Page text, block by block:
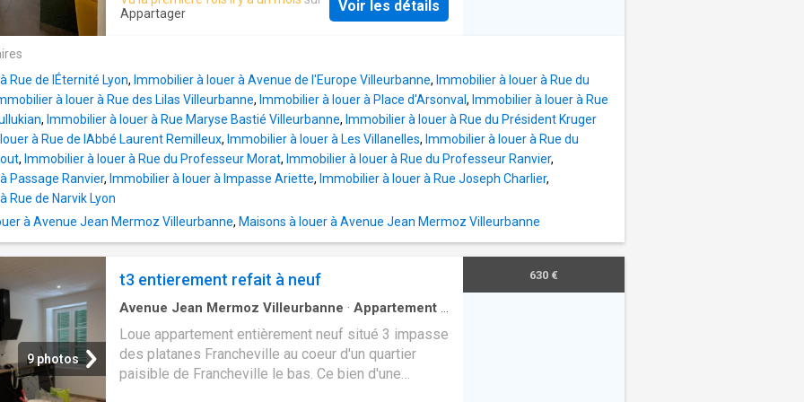
incluse. => 465€ dont 85€ de charges À PROXIMITÉ:
Priest, Ca
Mermoz Moselle et à 500m de l’arrêt Mermoz-Pinel
entièrement fermée et sécurisée comprenant
parkings voitures et vélos. Façade et isolation par
l’extérieur faite en 2024. Balcon orienté OUEST 4
chambres privatives de 11m² meublée avec lit
coffre de 140, bureau, armoire et table de chevet 1
Salle de bain avec sol carrelage, douche à l’italienne,
équipée avec sol carrelage, plan de travail,
électroménager et mobilier intégré. Électroménager
four, un four micro-onde, un lave-vaisselle, un lave-
linge et petit électroménager. Toute
Appartager
Voir les détails
Rue de lÉternité Lyon, Immobilier à louer à Avenue de l'Europe Villeurbanne, Immobilier à louer à Rue du
à louer à Rue des Lilas Villeurbanne, Immobilier à louer à Place d'Arsonval , Immobilier à louer à Rue
, Immobilier à louer à Rue Maryse Bastié Villeurbanne, Immobilier à louer à Rue du Président Kruger
à Rue de lAbbé Laurent Remilleux, Immobilier à louer à Les Villanelles, Immobilier à louer à Rue du
, Immobilier à louer à Rue du Professeur Morat, Immobilier à louer à Rue du Professeur Ranvier,
Passage Ranvier, Immobilier à louer à Impasse Ariette, Immobilier à louer à Rue Joseph Charlier,
Rue de Narvik Lyon
à Avenue Jean Mermoz Villeurbanne, Maisons à louer à Avenue Jean Mermoz Villeurbanne
9 photos
t3 entierement refait à neuf
Avenue Jean Mermoz Villeurbanne · Appartement ·
Loue appartement entièrement neuf situé 3 impasse
des platanes Francheville au coeur d'un quartier
paisible de Francheville le bas. Ce bien d'une
630 €